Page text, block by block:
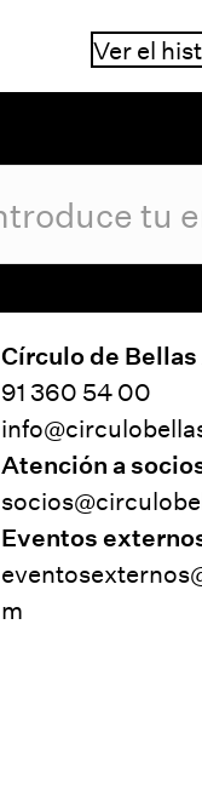
Ver el
Círculo de
91 360 54 00
Atención a
Eventos
m